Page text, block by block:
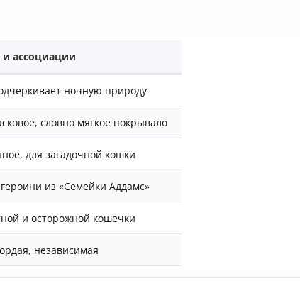
и ассоциации
ночную природу
словно мягкое покрывало
для загадочной кошки
из «Семейки Аддамс»
и осторожной кошечки
независимая